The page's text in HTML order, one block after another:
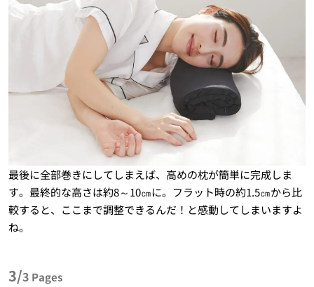
最後に全部巻きにしてしまえば、高めの枕が簡単に完成しま
す。最終的な高さは約8～10㎝に。フラット時の約1.5㎝から比
較すると、ここまで調整できるんだ！と感動してしまいますよ
ね。
3/3 Pages